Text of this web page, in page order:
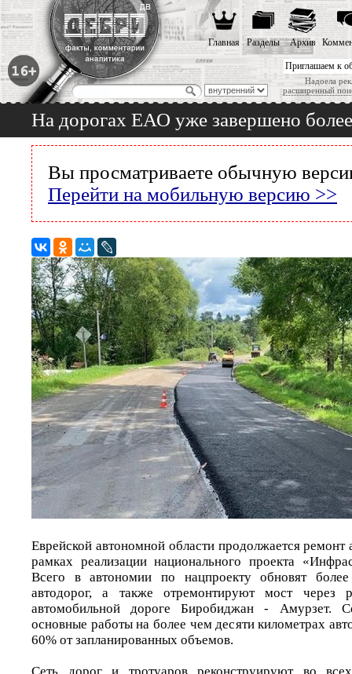
Приглашаем к
Надоела
расширенный
Главная Разделы Архив
На дорогах ЕАО уже завершено
Вы просматриваете обычную
Перейти на мобильную версию >>
Еврейской автономной области продолжается
рамках реализации национального проекта
Всего в автономии по нацпроекту обновят
автодорог, а также отремонтируют мост
автомобильной дороге Биробиджан - Амурзет.
основные работы на более чем десяти километрах
60% от запланированных объемов.